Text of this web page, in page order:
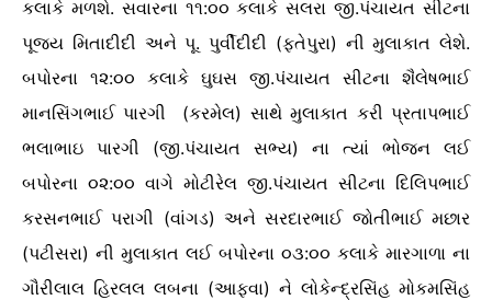
કલાકે મળશે. સવારના ૧૧:૦૦ કલાકે સલરા જી.પંચાયત સીટના
પૂજ્ય મિતાદીદી અને પૂ. પુર્વીદીદી (ફતેપુરા) ની મુલાકાત લેશે.
બપોરના ૧૨:૦૦ કલાકે ઘુઘસ જી.પંચાયત સીટના શૈલેષભાઈ
માનસિંગભાઈ પારગી (કરમેલ) સાથે મુલાકાત કરી પ્રતાપભાઈ
ભલાભાઇ પારગી (જી.પંચાયત સભ્ય) ના ત્યાં ભોજન લઈ
બપોરના ૦૨:૦૦ વાગે મોટીરેલ જી.પંચાયત સીટના દિલિપભાઈ
કરસનભાઈ પરાગી (વાંગડ) અને સરદારભાઈ જોતીભાઈ મછાર
(પટીસરા) ની મુલાકાત લઈ બપોરના ૦૩:૦૦ કલાકે મારગાળા ના
ગૌરીલાલ હિરલલ લબના (આફવા) ને લોકેન્દ્રસિંહ મોકમસિંહ